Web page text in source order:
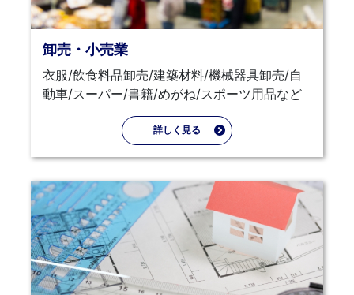
卸売・小売業
衣服/飲食料品卸売/建築材料/機械器具卸売/自
動車/スーパー/書籍/めがね/スポーツ用品など
詳しく見る